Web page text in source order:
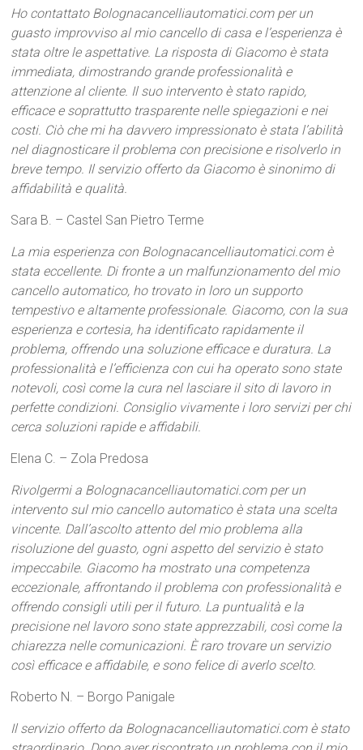
Ho contattato Bolognacancelliautomatici.com per un
guasto improvviso al mio cancello di casa e l’esperienza è
stata oltre le aspettative. La risposta di Giacomo è stata
immediata, dimostrando grande professionalità e
attenzione al cliente. Il suo intervento è stato rapido,
efficace e soprattutto trasparente nelle spiegazioni e nei
costi. Ciò che mi ha davvero impressionato è stata l’abilità
nel diagnosticare il problema con precisione e risolverlo in
breve tempo. Il servizio offerto da Giacomo è sinonimo di
affidabilità e qualità.
Sara B. – Castel San Pietro Terme
La mia esperienza con Bolognacancelliautomatici.com è
stata eccellente. Di fronte a un malfunzionamento del mio
cancello automatico, ho trovato in loro un supporto
tempestivo e altamente professionale. Giacomo, con la sua
esperienza e cortesia, ha identificato rapidamente il
problema, offrendo una soluzione efficace e duratura. La
professionalità e l’efficienza con cui ha operato sono state
notevoli, così come la cura nel lasciare il sito di lavoro in
perfette condizioni. Consiglio vivamente i loro servizi per chi
cerca soluzioni rapide e affidabili.
Elena C. – Zola Predosa
Rivolgermi a Bolognacancelliautomatici.com per un
intervento sul mio cancello automatico è stata una scelta
vincente. Dall’ascolto attento del mio problema alla
risoluzione del guasto, ogni aspetto del servizio è stato
impeccabile. Giacomo ha mostrato una competenza
eccezionale, affrontando il problema con professionalità e
offrendo consigli utili per il futuro. La puntualità e la
precisione nel lavoro sono state apprezzabili, così come la
chiarezza nelle comunicazioni. È raro trovare un servizio
così efficace e affidabile, e sono felice di averlo scelto.
Roberto N. – Borgo Panigale
Il servizio offerto da Bolognacancelliautomatici.com è stato